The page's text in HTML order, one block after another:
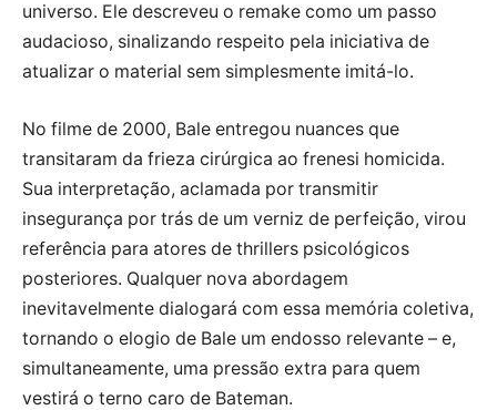
universo. Ele descreveu o remake como um passo
audacioso, sinalizando respeito pela iniciativa de
atualizar o material sem simplesmente imitá-lo.
No filme de 2000, Bale entregou nuances que
transitaram da frieza cirúrgica ao frenesi homicida.
Sua interpretação, aclamada por transmitir
insegurança por trás de um verniz de perfeição, virou
referência para atores de thrillers psicológicos
posteriores. Qualquer nova abordagem
inevitavelmente dialogará com essa memória coletiva,
tornando o elogio de Bale um endosso relevante – e,
simultaneamente, uma pressão extra para quem
vestirá o terno caro de Bateman.